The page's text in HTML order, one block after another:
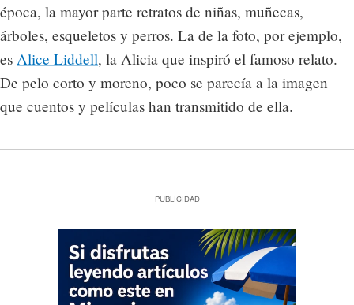
época, la mayor parte retratos de niñas, muñecas,
árboles, esqueletos y perros. La de la foto, por ejemplo,
es Alice Liddell, la Alicia que inspiró el famoso relato.
De pelo corto y moreno, poco se parecía a la imagen
que cuentos y películas han transmitido de ella.
PUBLICIDAD